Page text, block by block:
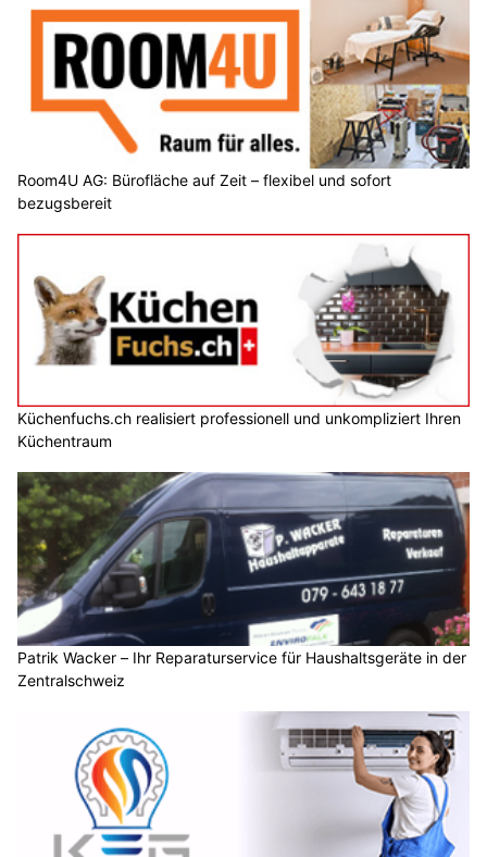
Room4U AG: Bürofläche auf Zeit – flexibel und sofort
bezugsbereit
Küchenfuchs.ch realisiert professionell und unkompliziert Ihren
Küchentraum
Patrik Wacker – Ihr Reparaturservice für Haushaltsgeräte in der
Zentralschweiz